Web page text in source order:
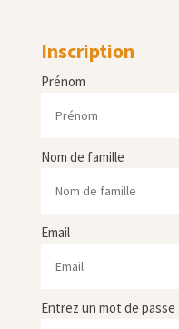
Inscription
Prénom
Nom de famille
Email
Entrez un mot de passe